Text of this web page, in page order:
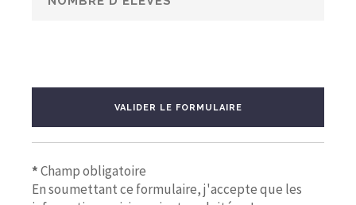
VALIDER LE FORMULAIRE
*Champ obligatoire
En soumettant ce formulaire, j'accepte que les